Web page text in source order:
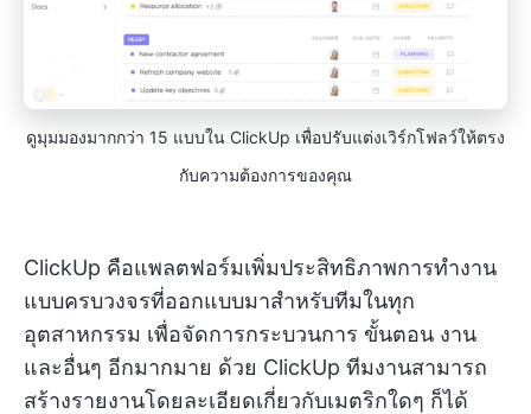
ดูมุมมองมากกว่า 15 แบบใน ClickUp เพื่อปรับแต่งเวิร์กโฟลว์ให้ตรง
กับความต้องการของคุณ
ClickUp คือแพลตฟอร์มเพิ่มประสิทธิภาพการทำงาน
แบบครบวงจรที่ออกแบบมาสำหรับทีมในทุก
อุตสาหกรรม เพื่อจัดการกระบวนการ ขั้นตอน งาน
และอื่นๆ อีกมากมาย ด้วย ClickUp ทีมงานสามารถ
สร้างรายงานโดยละเอียดเกี่ยวกับเมตริกใดๆ ก็ได้